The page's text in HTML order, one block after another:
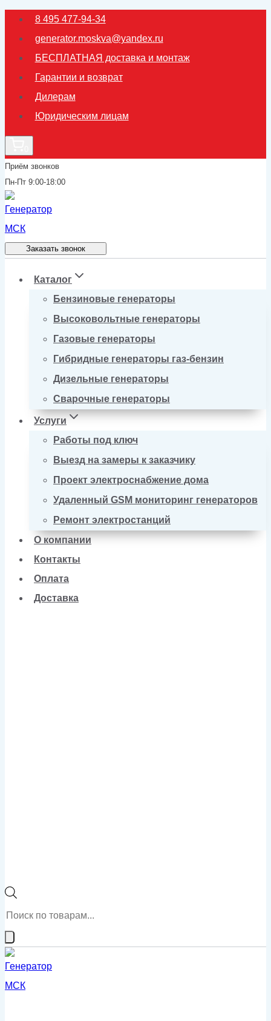
Перейти
содержимому
8 495 477-94-34
generator.moskva@yandex.ru
БЕСПЛАТНАЯ доставка и монтаж
Гарантии и возврат
Дилерам
Юридическим лицам
Приём звонков
Пн-Пт 9:00-18:00
Заказать звонок
Каталог
Бензиновые генераторы
Высоковольтные генераторы
Газовые генераторы
Гибридные генераторы газ-бензин
Дизельные генераторы
Сварочные генераторы
Услуги
Работы под ключ
Выезд на замеры к заказчику
Проект электроснабжение дома
Удаленный GSM мониторинг генераторов
Ремонт электростанций
О компании
Контакты
Оплата
Доставка
Поиск
товаров